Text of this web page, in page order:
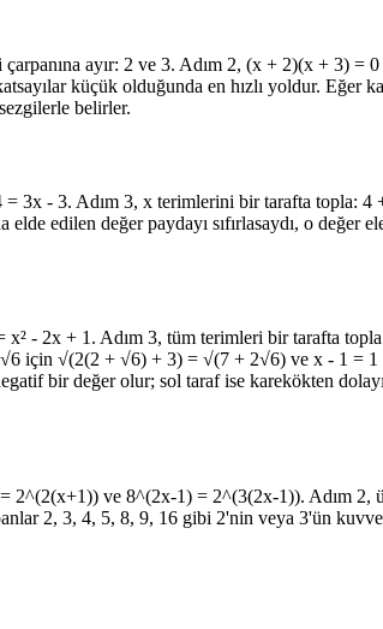
ayır: 2 ve 3. Adım 2, (x + 2)(x + 3) =
küçük olduğunda en hızlı yoldur. Eğer
belirler.
3x - 3. Adım 3, x terimlerini bir tarafta topla:
edilen değer paydayı sıfırlasaydı, o değer
- 2x + 1. Adım 3, tüm terimleri bir tarafta
için √(2(2 + √6) + 3) = √(7 + 2√6) ve x - 1 =
bir değer olur; sol taraf ise karekökten
2^(2(x+1)) ve 8^(2x-1) = 2^(3(2x-1)). Adım 2,
2, 3, 4, 5, 8, 9, 16 gibi 2'nin veya 3'ün